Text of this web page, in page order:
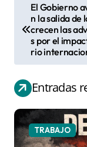
e
g
i
El Gobierno
n la salida de
crecen las
s por el
rio
Entradas
TRABAJO